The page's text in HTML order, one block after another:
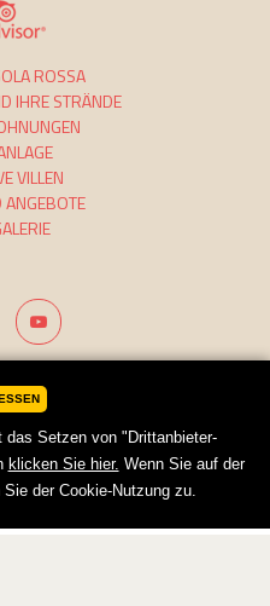
ROSSA
IHRE STRÄNDE
VILLEN
ANGEBOTE
das Setzen von "Drittanbieter-
klicken Sie hier. Wenn Sie auf der
der Cookie-Nutzung zu.